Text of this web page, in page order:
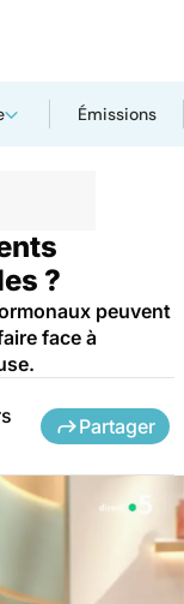
Émissions
?
peuvent
face à
Partager